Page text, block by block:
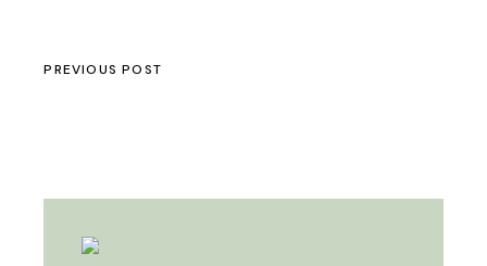
PREVIOUS POST